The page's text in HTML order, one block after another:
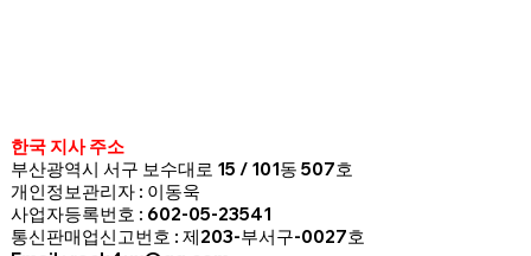
한국 지사 주소
부산광역시 서구 보수대로 15 / 101동 507호
개인정보관리자 : 이동욱
사업자등록번호 : 602-05-23541
통신판매업신고번호 : 제203-부서구-0027호